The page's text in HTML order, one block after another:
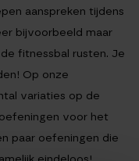
aanspreken tijdens
bijvoorbeeld maar
fitnessbal rusten. Je
Op onze
variaties op de
voor het
paar oefeningen die